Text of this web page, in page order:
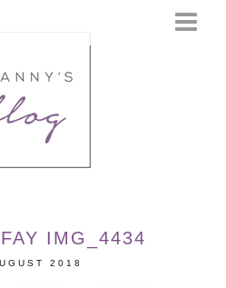
IMG_4434
2018